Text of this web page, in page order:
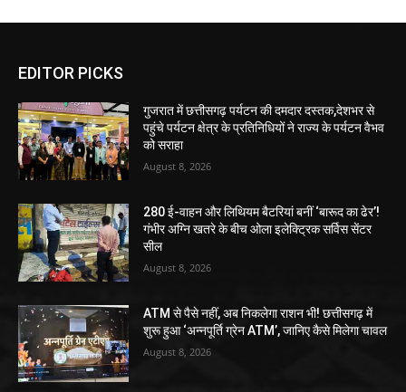
EDITOR PICKS
गुजरात में छत्तीसगढ़ पर्यटन की दमदार दस्तक,देशभर से
पहुंचे पर्यटन क्षेत्र के प्रतिनिधियों ने राज्य के पर्यटन वैभव
को सराहा
August 8, 2026
280 ई-वाहन और लिथियम बैटरियां बनीं ‘बारूद का ढेर’!
गंभीर अग्नि खतरे के बीच ओला इलेक्ट्रिक सर्विस सेंटर
सील
August 8, 2026
ATM से पैसे नहीं, अब निकलेगा राशन भी! छत्तीसगढ़ में
शुरू हुआ ‘अन्नपूर्ति ग्रेन ATM’, जानिए कैसे मिलेगा चावल
August 8, 2026